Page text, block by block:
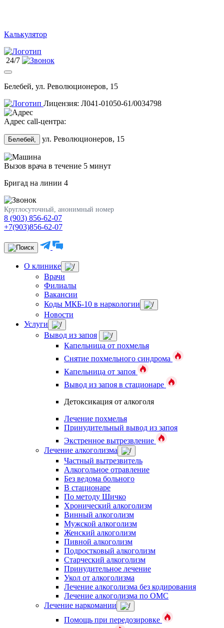
Калькулятор
24/7
Белебей, ул. Революционеров, 15
Лицензия: Л041-01050-61/0034798
Адрес call-центра:
Белебей, ул. Революционеров, 15
Вызов врача в течение 5 минут
Бригад на линии 4
Круглосуточный, анонимный номер
8 (903) 856-62-07
+7(903)856-62-07
О клинике
Врачи
Филиалы
Вакансии
Коды МКБ-10 в наркологии
Новости
Услуги
Вывод из запоя
Капельница от похмелья
Снятие похмельного синдрома
Капельница от запоя
Вывод из запоя в стационаре
Детоксикация от алкоголя
Лечение похмелья
Принудительный вывод из запоя
Экстренное вытрезвление
Лечение алкоголизма
Частный вытрезвитель
Алкогольное отравление
Без ведома больного
В стационаре
По методу Шичко
Хронический алкоголизм
Винный алкоголизм
Мужской алкоголизм
Женский алкоголизм
Пивной алкоголизм
Подростковый алкоголизм
Старческий алкоголизм
Принудительное лечение
Укол от алкоголизма
Лечение алкоголизма без кодирования
Лечение алкоголизма по ОМС
Лечение наркомании
Помощь при передозировке